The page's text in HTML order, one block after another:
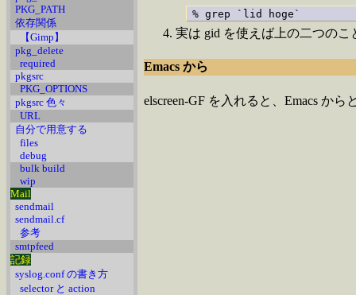
PKG_PATH
依存関係
【Gimp】
pkg_delete
required
pkgsrc
PKG_OPTIONS
pkgsrc 色々
URL
自分で用意する
files
debug
bulk build
wip
Mail
sendmail
sendmail.cf
参考
smtpfeed
記録
syslog.conf の書き方
selector と action
% grep `lid hoge`
実は gid を使えば上の二つの
Emacs から
elscreen-GF を入れると、Emacs か